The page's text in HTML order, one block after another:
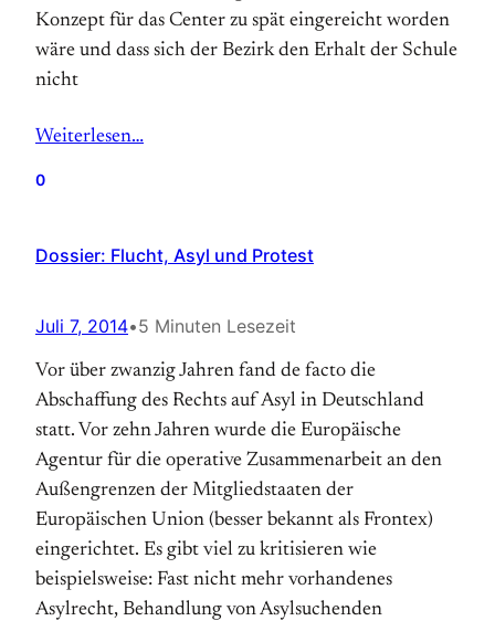
Konzept für das Center zu spät eingereicht worden
wäre und dass sich der Bezirk den Erhalt der Schule
nicht
Weiterlesen…
0
Dossier: Flucht, Asyl und Protest
Juli 7, 2014•5 Minuten Lesezeit
Vor über zwanzig Jahren fand de facto die
Abschaffung des Rechts auf Asyl in Deutschland
statt. Vor zehn Jahren wurde die Europäische
Agentur für die operative Zusammenarbeit an den
Außengrenzen der Mitgliedstaaten der
Europäischen Union (besser bekannt als Frontex)
eingerichtet. Es gibt viel zu kritisieren wie
beispielsweise: Fast nicht mehr vorhandenes
Asylrecht, Behandlung von Asylsuchenden